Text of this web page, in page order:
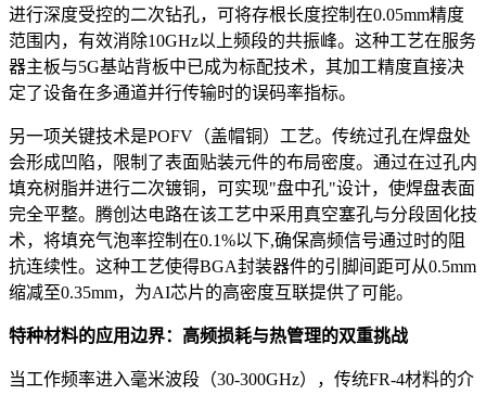
进行深度受控的二次钻孔，可将存根长度控制在0.05mm精度
范围内，有效消除10GHz以上频段的共振峰。这种工艺在服务
器主板与5G基站背板中已成为标配技术，其加工精度直接决
定了设备在多通道并行传输时的误码率指标。
另一项关键技术是POFV（盖帽铜）工艺。传统过孔在焊盘处
会形成凹陷，限制了表面贴装元件的布局密度。通过在过孔内
填充树脂并进行二次镀铜，可实现"盘中孔"设计，使焊盘表面
完全平整。腾创达电路在该工艺中采用真空塞孔与分段固化技
术，将填充气泡率控制在0.1%以下,确保高频信号通过时的阻
抗连续性。这种工艺使得BGA封装器件的引脚间距可从0.5mm
缩减至0.35mm，为AI芯片的高密度互联提供了可能。
特种材料的应用边界：高频损耗与热管理的双重挑战
当工作频率进入毫米波段（30-300GHz），传统FR-4材料的介